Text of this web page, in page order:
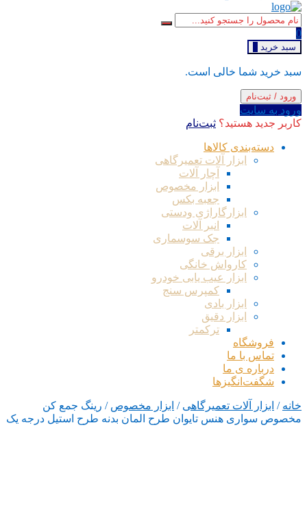
0
سبد خرید
سبد خرید شما خالی است.
ورود / ثبت‌نام
ورود به سایت
کاربر جدید هستید؟ ثبت‌نام
دسته‌بندی کالاها
ابزار آلات تعمیرگاهی
آچار آلات
ابزار مخصوص
جعبه بکس
ابزارگاراژی ودستی
انبر آلات
جک سوسماری
ابزار برقی
کارواش خانگی
ابزار عیب یابی خودرو
کمپرس سنج
ابزار بادی
ابزار دقیق
ترکمتر
فروشگاه
تماس با ما
درباره ی ما
شگفت‌انگیزها
خانه / ابزار آلات تعمیرگاهی / ابزار مخصوص / رینگ جمع کن
مخصوص سواری هنس تایوان طرح المان بدنه طرح استیل درجه یک